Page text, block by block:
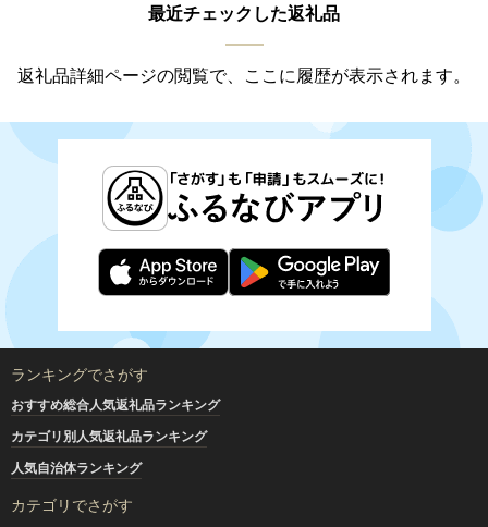
最近チェックした返礼品
返礼品詳細ページの閲覧で、ここに履歴が表示されます。
ランキングでさがす
おすすめ総合人気返礼品ランキング
カテゴリ別人気返礼品ランキング
人気自治体ランキング
カテゴリでさがす